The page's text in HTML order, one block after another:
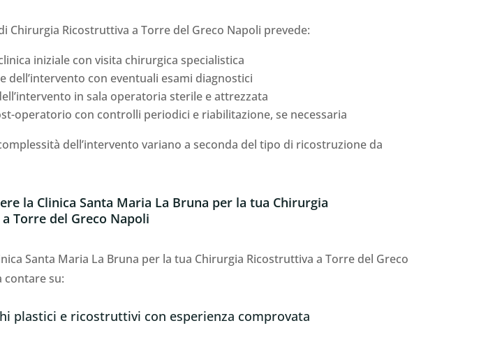
Chirurgia Ricostruttiva a Torre del Greco Napoli prevede:
iniziale con visita chirurgica specialistica
dell’intervento con eventuali esami diagnostici
in sala operatoria sterile e attrezzata
operatorio con controlli periodici e riabilitazione, se necessaria
dell’intervento variano a seconda del tipo di ricostruzione da
la Clinica Santa Maria La Bruna per la tua Chirurgia
Torre del Greco Napoli
Santa Maria La Bruna per la tua Chirurgia Ricostruttiva a Torre del Greco
contare su:
plastici e ricostruttivi con esperienza comprovata